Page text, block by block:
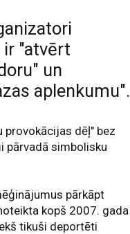
ir "atvērt
un
aplenkumu".
provokācijas dēļ" bez
pārvadā simbolisku
pārkāpt
kopš 2007. gada
tikuši deportēti